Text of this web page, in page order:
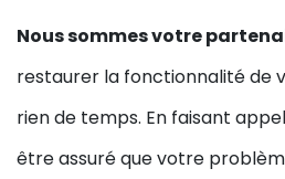
Nous sommes votre
restaurer la fonctionnalité de
rien de temps. En faisant
être assuré que votre